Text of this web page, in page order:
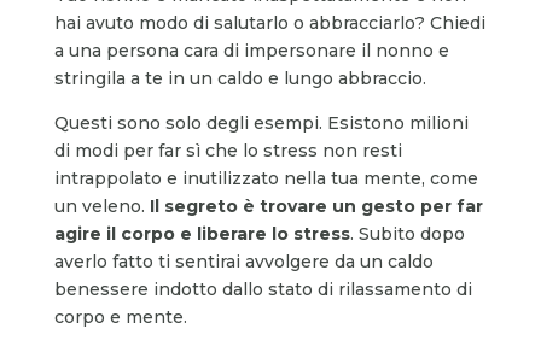
hai avuto modo di salutarlo o abbracciarlo? Chiedi
a una persona cara di impersonare il nonno e
stringila a te in un caldo e lungo abbraccio.
Questi sono solo degli esempi. Esistono milioni
di modi per far sì che lo stress non resti
intrappolato e inutilizzato nella tua mente, come
un veleno. Il segreto è trovare un gesto per far
agire il corpo e liberare lo stress. Subito dopo
averlo fatto ti sentirai avvolgere da un caldo
benessere indotto dallo stato di rilassamento di
corpo e mente.